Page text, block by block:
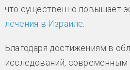
что существенно повышает
лечения в Израиле
Благодаря достижениям в
исследований, современным